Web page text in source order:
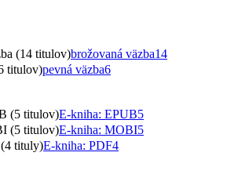
(14 titulov)brožovaná väzba14
titulov)pevná väzba6
(5 titulov)E-kniha: EPUB5
(5 titulov)E-kniha: MOBI5
tituly)E-kniha: PDF4